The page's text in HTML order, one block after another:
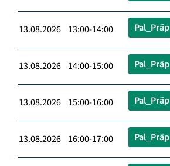
13.08.2026 13:00-14:00 Pal_Präp
13.08.2026 14:00-15:00 Pal_Präp
13.08.2026 15:00-16:00 Pal_Präp
13.08.2026 16:00-17:00 Pal_Präp